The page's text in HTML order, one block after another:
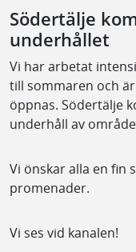
Södertälje
underhållet
Vi har arbetat
till sommaren och
öppnas. Södertälje
underhåll av
Vi önskar alla en fin
promenader.
Vi ses vid kanalen!